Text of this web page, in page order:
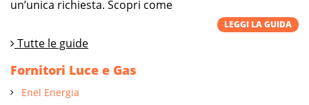
un’unica richiesta. Scopri come
LEGGI LA GUIDA
Tutte le guide
Fornitori Luce e Gas
Enel Energia